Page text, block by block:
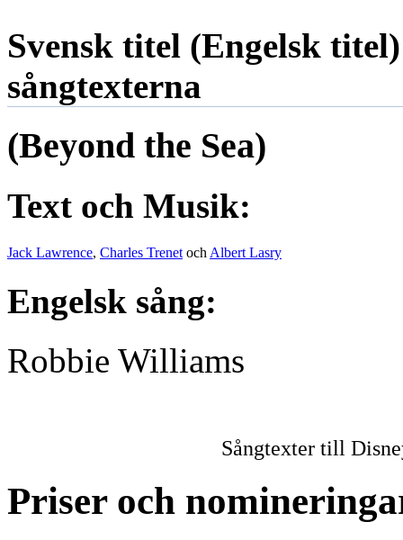
Svensk titel (Engelsk
sångtexterna
(Beyond the Sea)
Text och Musik:
Jack Lawrence, Charles TrenetochAlbert Lasry
Engelsk sång:
Robbie Williams
Sångtexter till
Priser och